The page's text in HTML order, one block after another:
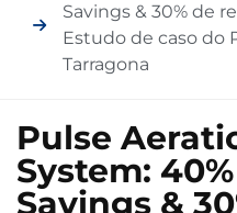
Savings & 30% de
Estudo de caso do
Tarragona
Pulse
System:
Savings &